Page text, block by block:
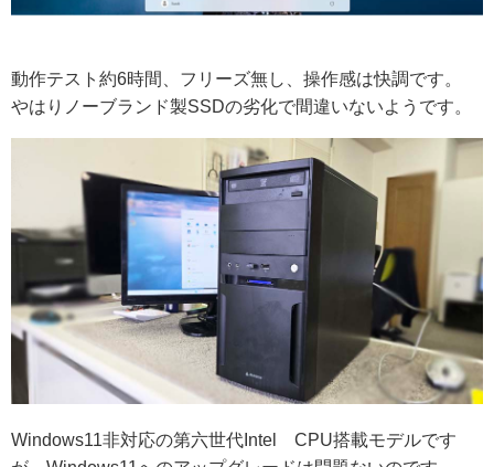
動作テスト約6時間、フリーズ無し、操作感は快調です。
やはりノーブランド製SSDの劣化で間違いないようです。
Windows11非対応の第六世代Intel CPU搭載モデルです